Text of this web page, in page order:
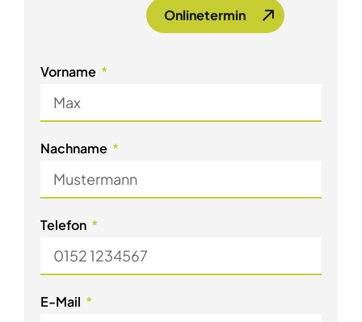
Onlinetermin
Vorname
Nachname
Telefon
E-Mail